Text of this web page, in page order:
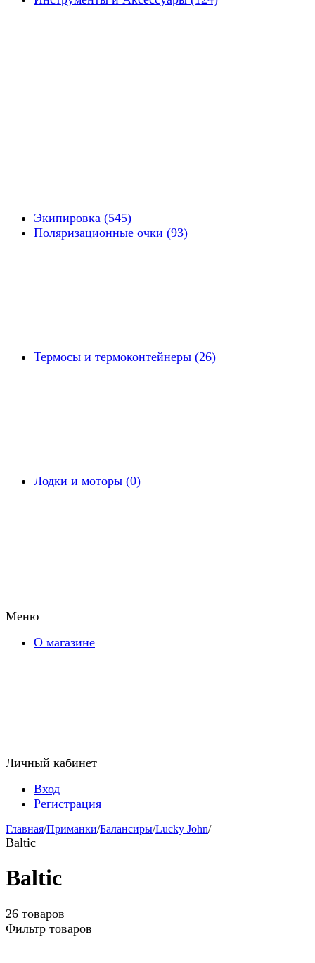
Экипировка (545)
Поляризационные очки (93)
Термосы и термоконтейнеры (26)
Лодки и моторы (0)
Меню
О магазине
Личный кабинет
Вход
Регистрация
Главная/Приманки/Балансиры/Lucky John/
Baltic
Baltic
26 товаров
Фильтр товаров